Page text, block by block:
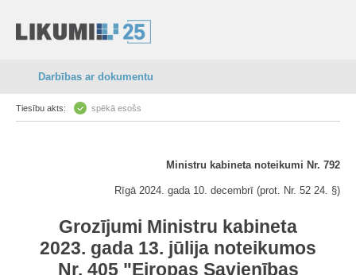
Darbības ar dokumentu
Tiesību akts: spēkā esošs
Ministru kabineta noteikumi Nr. 792
Rīgā 2024. gada 10. decembrī (prot. Nr. 52 24. §)
Grozījumi Ministru kabineta
2023. gada 13. jūlija noteikumos
Nr. 405 "Eiropas Savienības